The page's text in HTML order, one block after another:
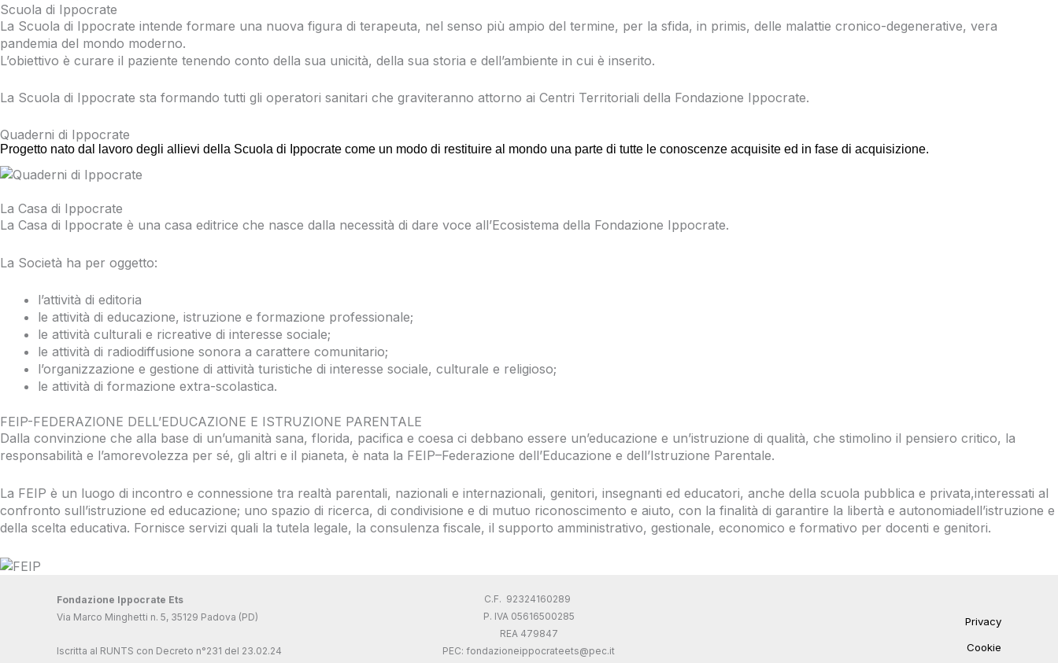
Scuola di Ippocrate
La Scuola di Ippocrate intende formare una nuova figura di terapeuta, nel senso più ampio del termine, per la sfida, in primis, delle malattie cronico-degenerative, vera
pandemia del mondo moderno.
L’obiettivo è curare il paziente tenendo conto della sua unicità, della sua storia e dell’ambiente in cui è inserito.
La Scuola di Ippocrate sta formando tutti gli operatori sanitari che graviteranno attorno ai Centri Territoriali della Fondazione Ippocrate.
Quaderni di Ippocrate
Progetto nato dal lavoro degli allievi della Scuola di Ippocrate come un modo di restituire al mondo una parte di tutte le conoscenze acquisite ed in fase di acquisizione.
La Casa di Ippocrate
La Casa di Ippocrate è una casa editrice che nasce dalla necessità di dare voce all’Ecosistema della Fondazione Ippocrate.
La Società ha per oggetto:
l’attività di editoria
le attività di educazione, istruzione e formazione professionale;
le attività culturali e ricreative di interesse sociale;
le attività di radiodiffusione sonora a carattere comunitario;
l’organizzazione e gestione di attività turistiche di interesse sociale, culturale e religioso;
le attività di formazione extra-scolastica.
FEIP-FEDERAZIONE DELL’EDUCAZIONE E ISTRUZIONE PARENTALE
Dalla convinzione che alla base di un’umanità sana, florida, pacifica e coesa ci debbano essere un’educazione e un’istruzione di qualità, che stimolino il pensiero critico, la
responsabilità e l’amorevolezza per sé, gli altri e il pianeta, è nata la FEIP–Federazione dell’Educazione e dell’Istruzione Parentale.
La FEIP è un luogo di incontro e connessione tra realtà parentali, nazionali e internazionali, genitori, insegnanti ed educatori, anche della scuola pubblica e privata,interessati al
confronto sull’istruzione ed educazione; uno spazio di ricerca, di condivisione e di mutuo riconoscimento e aiuto, con la finalità di garantire la libertà e autonomiadell’istruzione e
della scelta educativa. Fornisce servizi quali la tutela legale, la consulenza fiscale, il supporto amministrativo, gestionale, economico e formativo per docenti e genitori.
Fondazione Ippocrate Ets
Via Marco Minghetti n. 5, 35129 Padova (PD)
Iscritta al RUNTS con Decreto n°231 del 23.02.24
C.F. 92324160289
P. IVA 05616500285
REA 479847
PEC:fondazioneippocrateets@pec.it
Privacy
Cookie